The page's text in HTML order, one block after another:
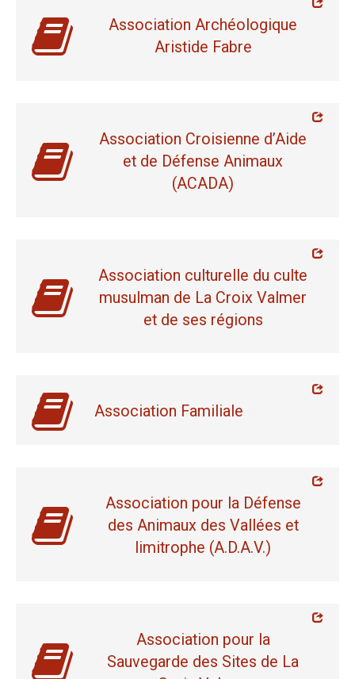
Association Archéologique
Aristide Fabre
Association Croisienne d’Aide
et de Défense Animaux
(ACADA)
Association culturelle du culte
musulman de La Croix Valmer
et de ses régions
Association Familiale
Association pour la Défense
des Animaux des Vallées et
limitrophe (A.D.A.V.)
Association pour la
Sauvegarde des Sites de La